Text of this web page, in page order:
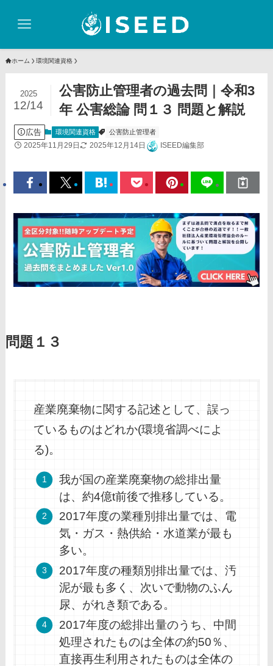
ホーム 環境関連資格
公害防止管理者の過去問｜令和3
年 公害総論 問１３ 問題と解説
2025
12/14
広告 環境関連資格 公害防止管理者
2025年11月29日 2025年12月14日 ISEED編集部
問題１３
産業廃棄物に関する記述として、誤っ
ているものはどれか(環境省調べによ
る)。
我が国の産業廃棄物の総排出量
は、約4億t前後で推移している。
2017年度の業種別排出量では、電
気・ガス・熱供給・水道業が最も
多い。
2017年度の種類別排出量では、汚
泥が最も多く、次いで動物のふん
尿、がれき類である。
2017年度の総排出量のうち、中間
処理されたものは全体の約50％、
直接再生利用されたものは全体の